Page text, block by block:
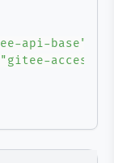
api-base"
"gitee-access-